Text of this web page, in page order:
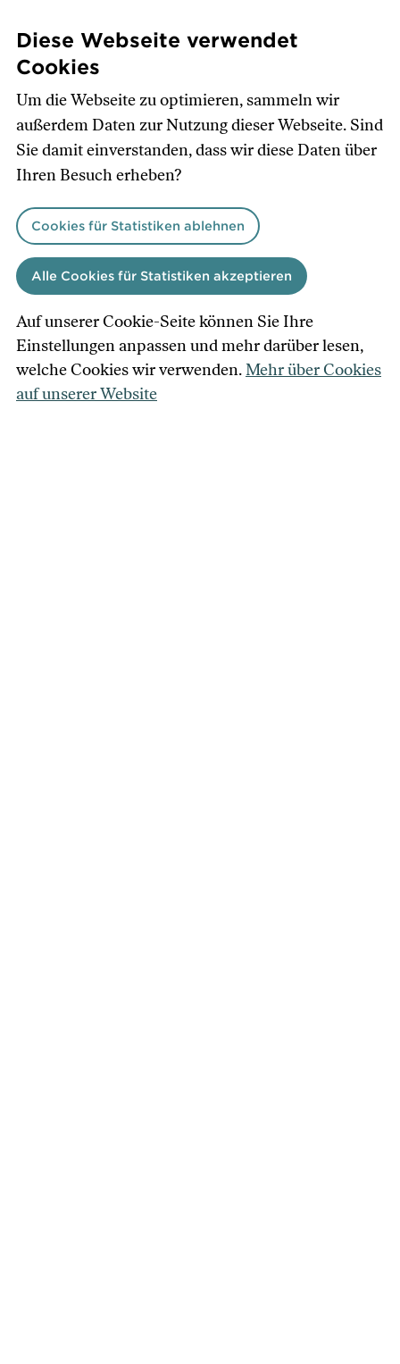
zum
Inhalt
Diese Webseite verwendet
Cookies
Um die Webseite zu optimieren, sammeln wir
außerdem Daten zur Nutzung dieser Webseite. Sind
Sie damit einverstanden, dass wir diese Daten über
Ihren Besuch erheben?
Cookies für Statistiken ablehnen
Alle Cookies für Statistiken akzeptieren
Auf unserer Cookie-Seite können Sie Ihre
Einstellungen anpassen und mehr darüber lesen,
welche Cookies wir verwenden.Mehr über Cookies
auf unserer Website